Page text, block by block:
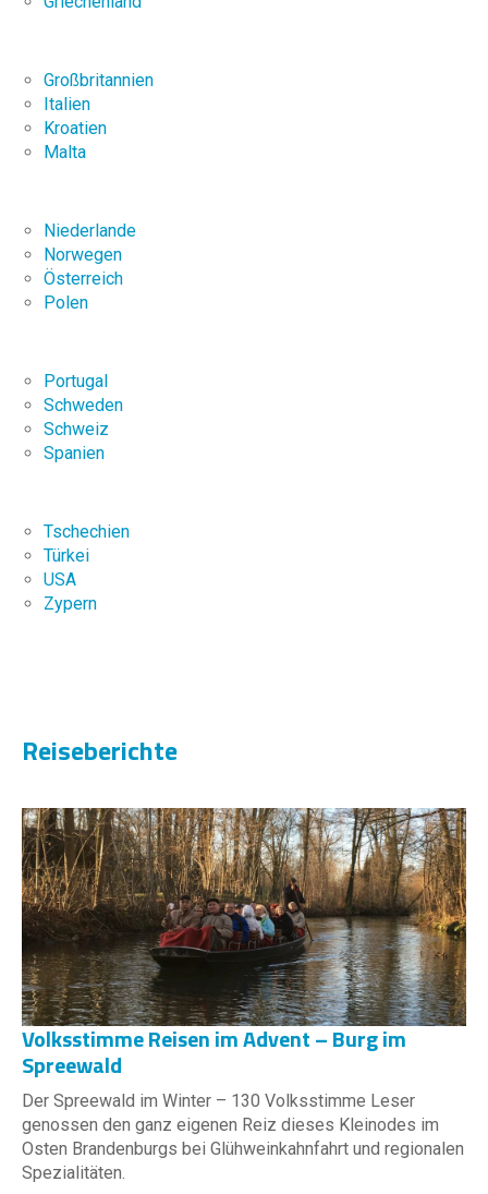
Großbritannien
Italien
Kroatien
Malta
Niederlande
Norwegen
Österreich
Polen
Portugal
Schweden
Schweiz
Spanien
Tschechien
Türkei
USA
Zypern
Reiseberichte
Volksstimme Reisen im Advent – Burg im
Spreewald
Der Spreewald im Winter – 130 Volksstimme Leser
genossen den ganz eigenen Reiz dieses Kleinodes im
Osten Brandenburgs bei Glühweinkahnfahrt und regionalen
Spezialitäten.